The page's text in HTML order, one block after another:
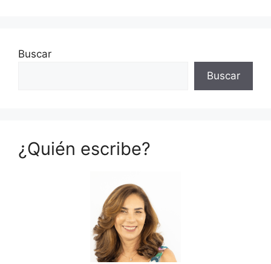
Buscar
Buscar
¿Quién escribe?